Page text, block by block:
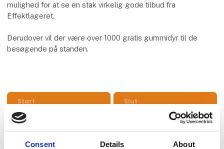
Consent Details About
mulighed for at se en stak virkelig gode tilbud fra
Effektlageret.
Derudover vil der være over 1000 gratis gummidyr til de
besøgende på standen.
Start
lørdag
21. feb
Slut